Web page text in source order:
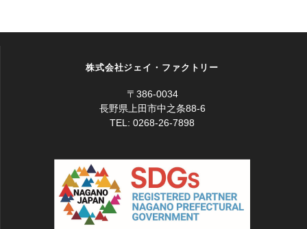
株式会社ジェイ・ファクトリー
〒386-0034
長野県上田市中之条88-6
TEL: 0268-26-7898